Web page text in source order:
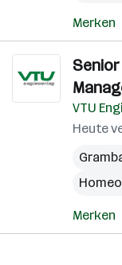
Merken
VTU
Heute
Merken